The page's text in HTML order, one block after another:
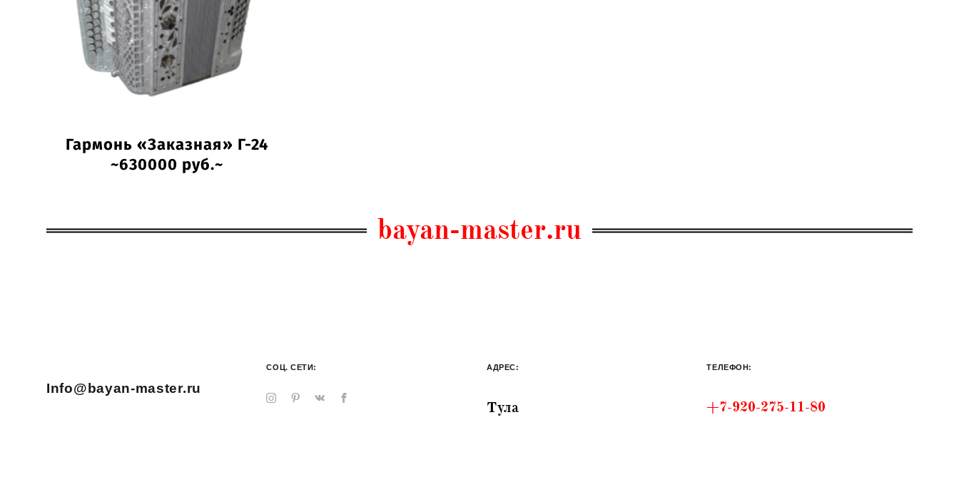
Гармонь «Заказная» Г-24
~630000 руб.~
bayan-master.ru
Info@bayan-master.ru
СОЦ. СЕТИ: АДРЕС:
Тула
ТЕЛЕФОН:
+7-920-275-11-80